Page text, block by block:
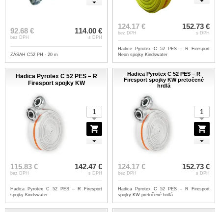
92.68 €
bez DPH
114.00 €
s DPH
ZÁSAH C52 PH - 20 m
124.17 €
bez DPH
152.73 €
s DPH
Hadice Pyrotex C 52 PES – R Firesport
Neon spojky Kindswater
Hadica Pyrotex C 52 PES – R
Firesport spojky KW
115.83 €
bez DPH
142.47 €
s DPH
Hadica Pyrotex C 52 PES – R Firesport
spojky Kindswater
Hadica Pyrotex C 52 PES – R
Firesport spojky KW pretočené
hrdlá
124.17 €
bez DPH
152.73 €
s DPH
Hadica Pyrotex C 52 PES – R Firesport
spojky KW pretočené hrdlá